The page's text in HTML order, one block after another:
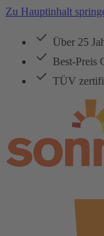
Zu Hauptinhalt
Über 25
Best-Preis
TÜV